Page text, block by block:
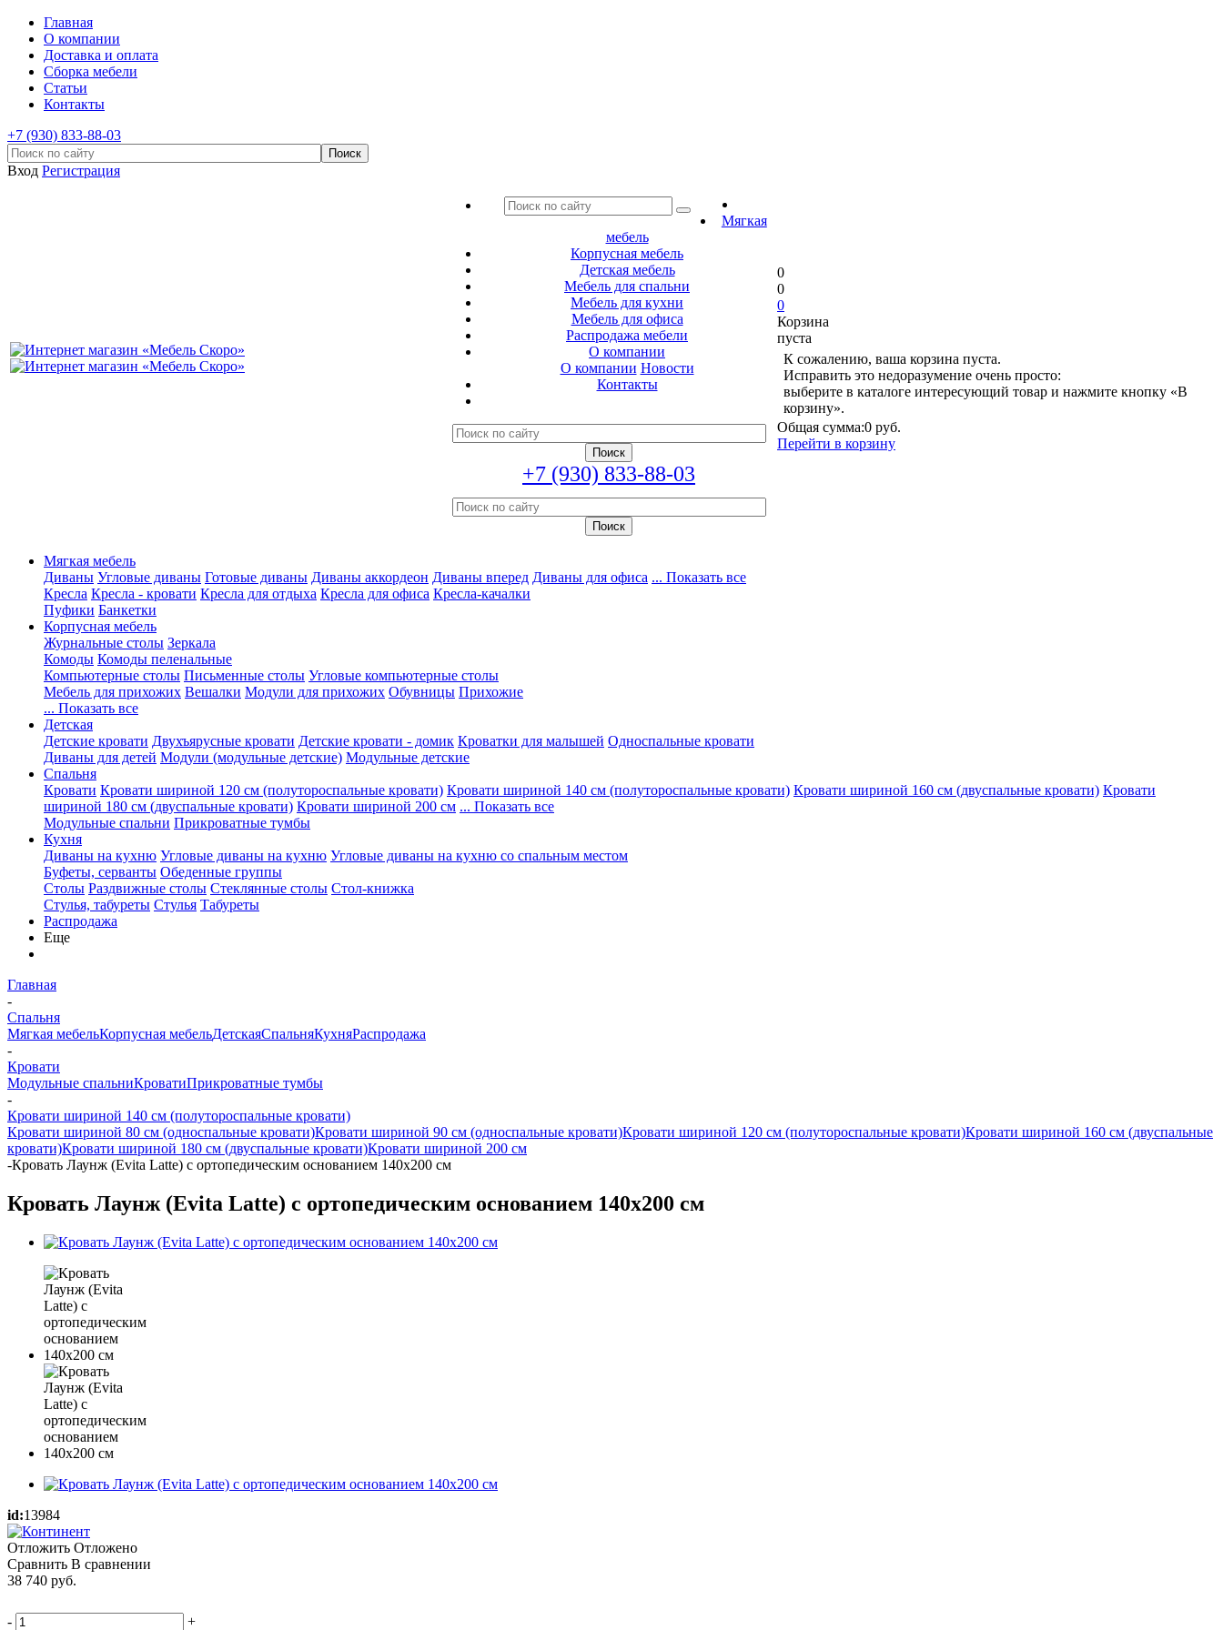
Главная
О компании
Доставка и оплата
Сборка мебели
Статьи
Контакты
+7 (930) 833-88-03
Вход Регистрация
Мягкая
мебель
Корпусная мебель
Детская мебель
Мебель для спальни
Мебель для кухни
Мебель для офиса
Распродажа мебели
О компании
О компании Новости
Контакты
+7 (930) 833-88-03
0
0
0
Корзина
пуста
К сожалению, ваша корзина пуста.
Исправить это недоразумение очень просто:
выберите в каталоге интересующий товар и нажмите кнопку «В
корзину».
Общая сумма:0 руб.
Перейти в корзину
Мягкая мебель
Диваны Угловые диваны Готовые диваны Диваны аккордеон Диваны вперед Диваны для офиса ... Показать все
Кресла Кресла - кровати Кресла для отдыха Кресла для офиса Кресла-качалки
Пуфики Банкетки
Корпусная мебель
Журнальные столы Зеркала
Комоды Комоды пеленальные
Компьютерные столы Письменные столы Угловые компьютерные столы
Мебель для прихожих Вешалки Модули для прихожих Обувницы Прихожие
... Показать все
Детская
Детские кровати Двухъярусные кровати Детские кровати - домик Кроватки для малышей Односпальные кровати
Диваны для детей Модули (модульные детские) Модульные детские
Спальня
Кровати Кровати шириной 120 см (полутороспальные кровати) Кровати шириной 140 см (полутороспальные кровати) Кровати шириной 160 см (двуспальные кровати) Кровати
шириной 180 см (двуспальные кровати) Кровати шириной 200 см ... Показать все
Модульные спальни Прикроватные тумбы
Кухня
Диваны на кухню Угловые диваны на кухню Угловые диваны на кухню со спальным местом
Буфеты, серванты Обеденные группы
Столы Раздвижные столы Стеклянные столы Стол-книжка
Стулья, табуреты Стулья Табуреты
Распродажа
Еще
Главная
-
Спальня
Мягкая мебельКорпусная мебельДетскаяСпальняКухняРаспродажа
-
Кровати
Модульные спальниКроватиПрикроватные тумбы
-
Кровати шириной 140 см (полутороспальные кровати)
Кровати шириной 80 см (односпальные кровати)Кровати шириной 90 см (односпальные кровати)Кровати шириной 120 см (полутороспальные кровати)Кровати шириной 160 см (двуспальные
кровати)Кровати шириной 180 см (двуспальные кровати)Кровати шириной 200 см
-Кровать Лаунж (Evita Latte) с ортопедическим основанием 140x200 см
Кровать Лаунж (Evita Latte) с ортопедическим основанием 140x200 см
id:13984
Отложить Отложено
Сравнить В сравнении
38 740 руб.
- +